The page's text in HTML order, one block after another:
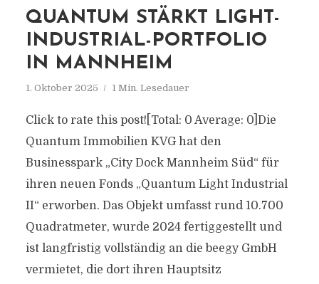
QUANTUM STÄRKT LIGHT-
INDUSTRIAL-PORTFOLIO
IN MANNHEIM
1. Oktober 2025 1 Min. Lesedauer
Click to rate this post![Total: 0 Average: 0]Die
Quantum Immobilien KVG hat den
Businesspark „City Dock Mannheim Süd“ für
ihren neuen Fonds „Quantum Light Industrial
II“ erworben. Das Objekt umfasst rund 10.700
Quadratmeter, wurde 2024 fertiggestellt und
ist langfristig vollständig an die beegy GmbH
vermietet, die dort ihren Hauptsitz